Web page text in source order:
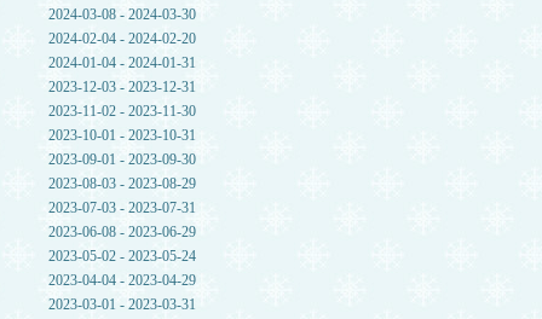
2024-03-08 - 2024-03-30
2024-02-04 - 2024-02-20
2024-01-04 - 2024-01-31
2023-12-03 - 2023-12-31
2023-11-02 - 2023-11-30
2023-10-01 - 2023-10-31
2023-09-01 - 2023-09-30
2023-08-03 - 2023-08-29
2023-07-03 - 2023-07-31
2023-06-08 - 2023-06-29
2023-05-02 - 2023-05-24
2023-04-04 - 2023-04-29
2023-03-01 - 2023-03-31